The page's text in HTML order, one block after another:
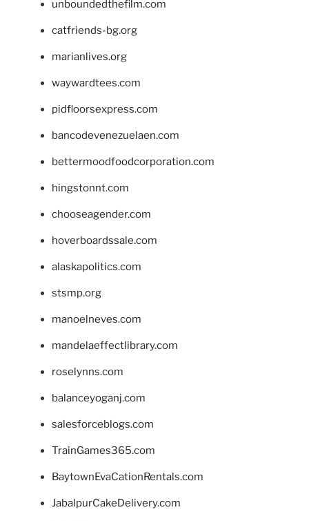
unboundedthefilm.com
catfriends-bg.org
marianlives.org
waywardtees.com
pidfloorsexpress.com
bancodevenezuelaen.com
bettermoodfoodcorporation.com
hingstonnt.com
chooseagender.com
hoverboardssale.com
alaskapolitics.com
stsmp.org
manoelneves.com
mandelaeffectlibrary.com
roselynns.com
balanceyoganj.com
salesforceblogs.com
TrainGames365.com
BaytownEvaCationRentals.com
JabalpurCakeDelivery.com